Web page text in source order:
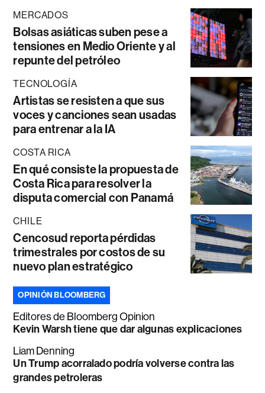
MERCADOS
Bolsas asiáticas suben pese a
tensiones en Medio Oriente y al
repunte del petróleo
TECNOLOGÍA
Artistas se resisten a que sus
voces y canciones sean usadas
para entrenar a la IA
COSTA RICA
En qué consiste la propuesta de
Costa Rica para resolver la
disputa comercial con Panamá
CHILE
Cencosud reporta pérdidas
trimestrales por costos de su
nuevo plan estratégico
OPINIÓN BLOOMBERG
Editores de Bloomberg Opinion
Kevin Warsh tiene que dar algunas explicaciones
Liam Denning
Un Trump acorralado podría volverse contra las
grandes petroleras